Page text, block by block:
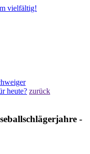
vielfältig!
heute? zurück
-